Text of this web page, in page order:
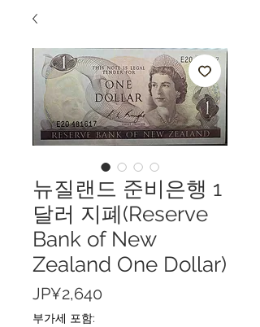
뉴질랜드 준비은행 1
달러 지폐(Reserve
Bank of New
Zealand One Dollar)
JP¥2,640
부가세 포함: